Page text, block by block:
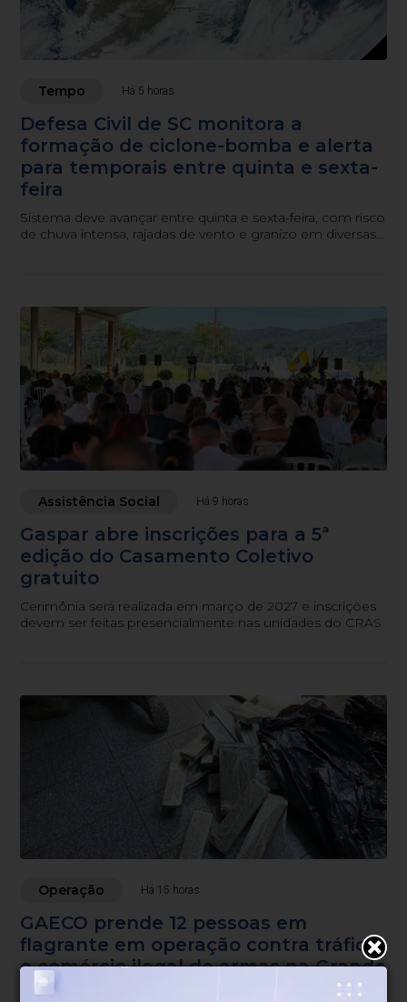
Tempo Há 5 horas
Defesa Civil de SC monitora a
formação de ciclone-bomba e alerta
para temporais entre quinta e sexta-
feira
Sistema deve avançar entre quinta e sexta-feira, com risco
de chuva intensa, rajadas de vento e granizo em diversas
Assistência Social Há 9 horas
Gaspar abre inscrições para a 5ª
edição do Casamento Coletivo
gratuito
Cerimônia será realizada em março de 2027 e inscrições
devem ser feitas presencialmente nas unidades do CRAS
Operação Há 15 horas
GAECO prende 12 pessoas em
flagrante em operação contra tráfico
e comércio ilegal de armas na Grande
Florianópolis